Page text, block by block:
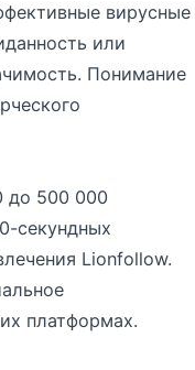
вирусные
или
Понимание
до 500 000
секундных
Lionfollow.
платформах.